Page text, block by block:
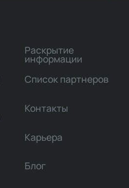
Раскрытие
информации
Список партнеров
Контакты
Карьера
Блог